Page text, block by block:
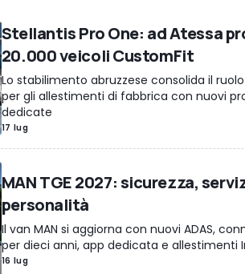
Stellantis Pro One: ad Atessa
20.000 veicoli CustomFit
Lo stabilimento abruzzese consolida il
per gli allestimenti di fabbrica con nuovi
dedicate
17 lug
MAN TGE 2027: sicurezza,
personalità
Il van MAN si aggiorna con nuovi ADAS,
per dieci anni, app dedicata e allestimenti
16 lug